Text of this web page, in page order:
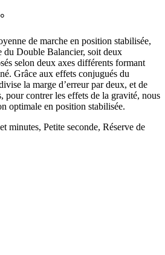
de marche en position stabilisée,
du Double Balancier, soit deux
selon deux axes différents formant
Grâce aux effets conjugués du
la marge d’erreur par deux, et de
pour contrer les effets de la gravité, nous
optimale en position stabilisée.
minutes, Petite seconde, Réserve de